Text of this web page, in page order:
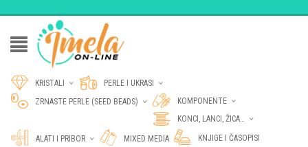
KRISTALI
PERLE I UKRASI
ZRNASTE PERLE (SEED BEADS)
KOMPONENTE
KONCI, LANCI, ŽICA…
ALATI I PRIBOR MIXED MEDIA KNJIGE I ČASOPISI